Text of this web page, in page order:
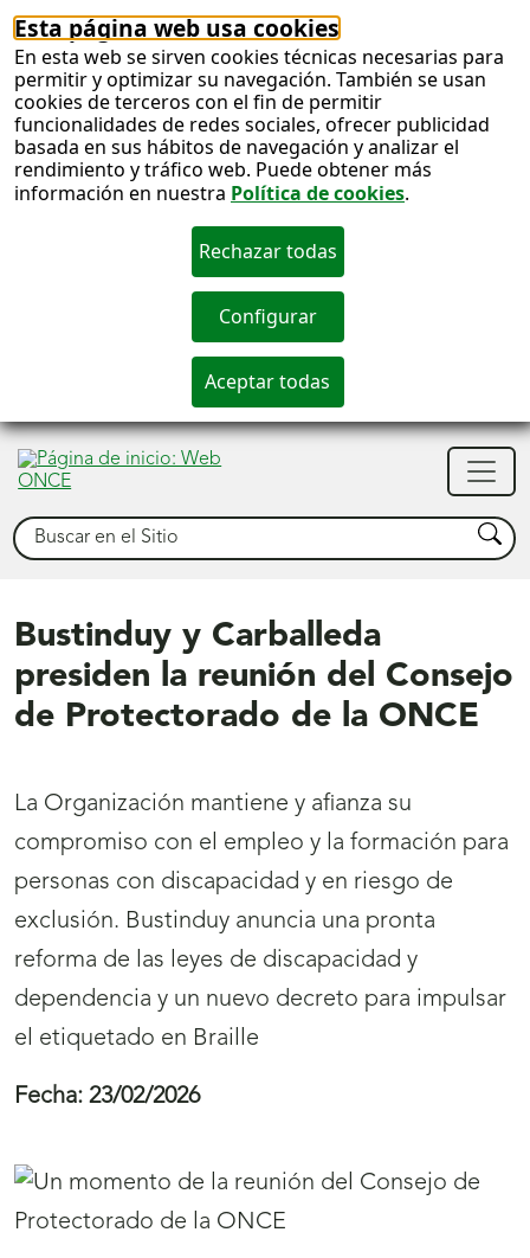
Esta página web usa cookies
En esta web se sirven cookies técnicas necesarias para
permitir y optimizar su navegación. También se usan
cookies de terceros con el fin de permitir
funcionalidades de redes sociales, ofrecer publicidad
basada en sus hábitos de navegación y analizar el
rendimiento y tráfico web. Puede obtener más
información en nuestra Política de cookies.
Buscar Buscar
Bustinduy y Carballeda
presiden la reunión del Consejo
de Protectorado de la ONCE
La Organización mantiene y afianza su
compromiso con el empleo y la formación para
personas con discapacidad y en riesgo de
exclusión. Bustinduy anuncia una pronta
reforma de las leyes de discapacidad y
dependencia y un nuevo decreto para impulsar
el etiquetado en Braille
Fecha: 23/02/2026